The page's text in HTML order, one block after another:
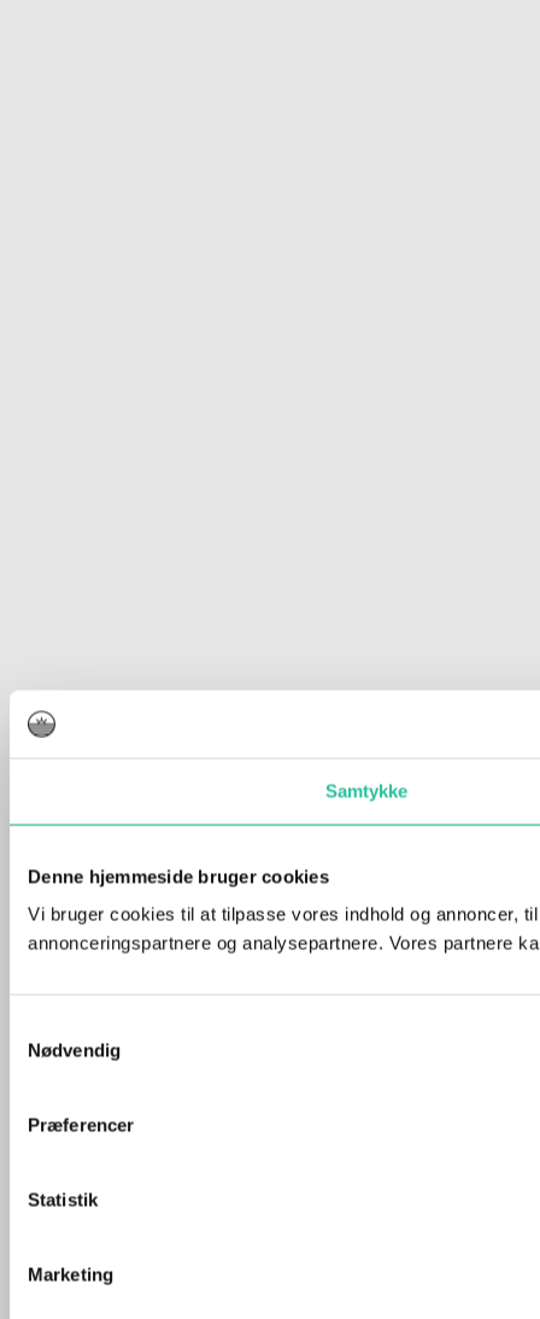
Samtykke
Denne hjemmeside bruger cookies
Vi bruger cookies til at tilpasse vores indhold og annoncer,
annonceringspartnere og analysepartnere. Vores partnere
Nødvendig
Præferencer
Statistik
Marketing